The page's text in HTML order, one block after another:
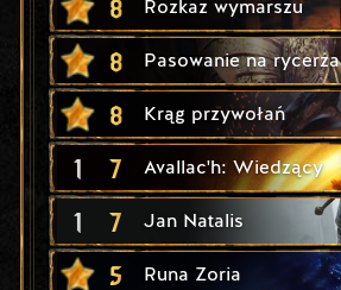
8 Rozkaz wymarszu
8 Pasowanie na rycerza
8 Krąg przywołań
1 7 Avallac'h: Wiedzący
1 7 Jan Natalis
5 Runa Zoria